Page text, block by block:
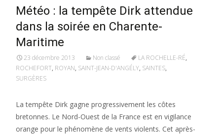
Météo : la tempête Dirk attendue
dans la soirée en Charente-
Maritime
23 décembre 2013 Non classé LA ROCHELLE-RÉ,
ROCHEFORT, ROYAN, SAINT-JEAN-D'ANGÉLY, SAINTES,
SURGÈRES
La tempête Dirk gagne progressivement les côtes
bretonnes. Le Nord-Ouest de la France est en vigilance
orange pour le phénomène de vents violents. Cet après-